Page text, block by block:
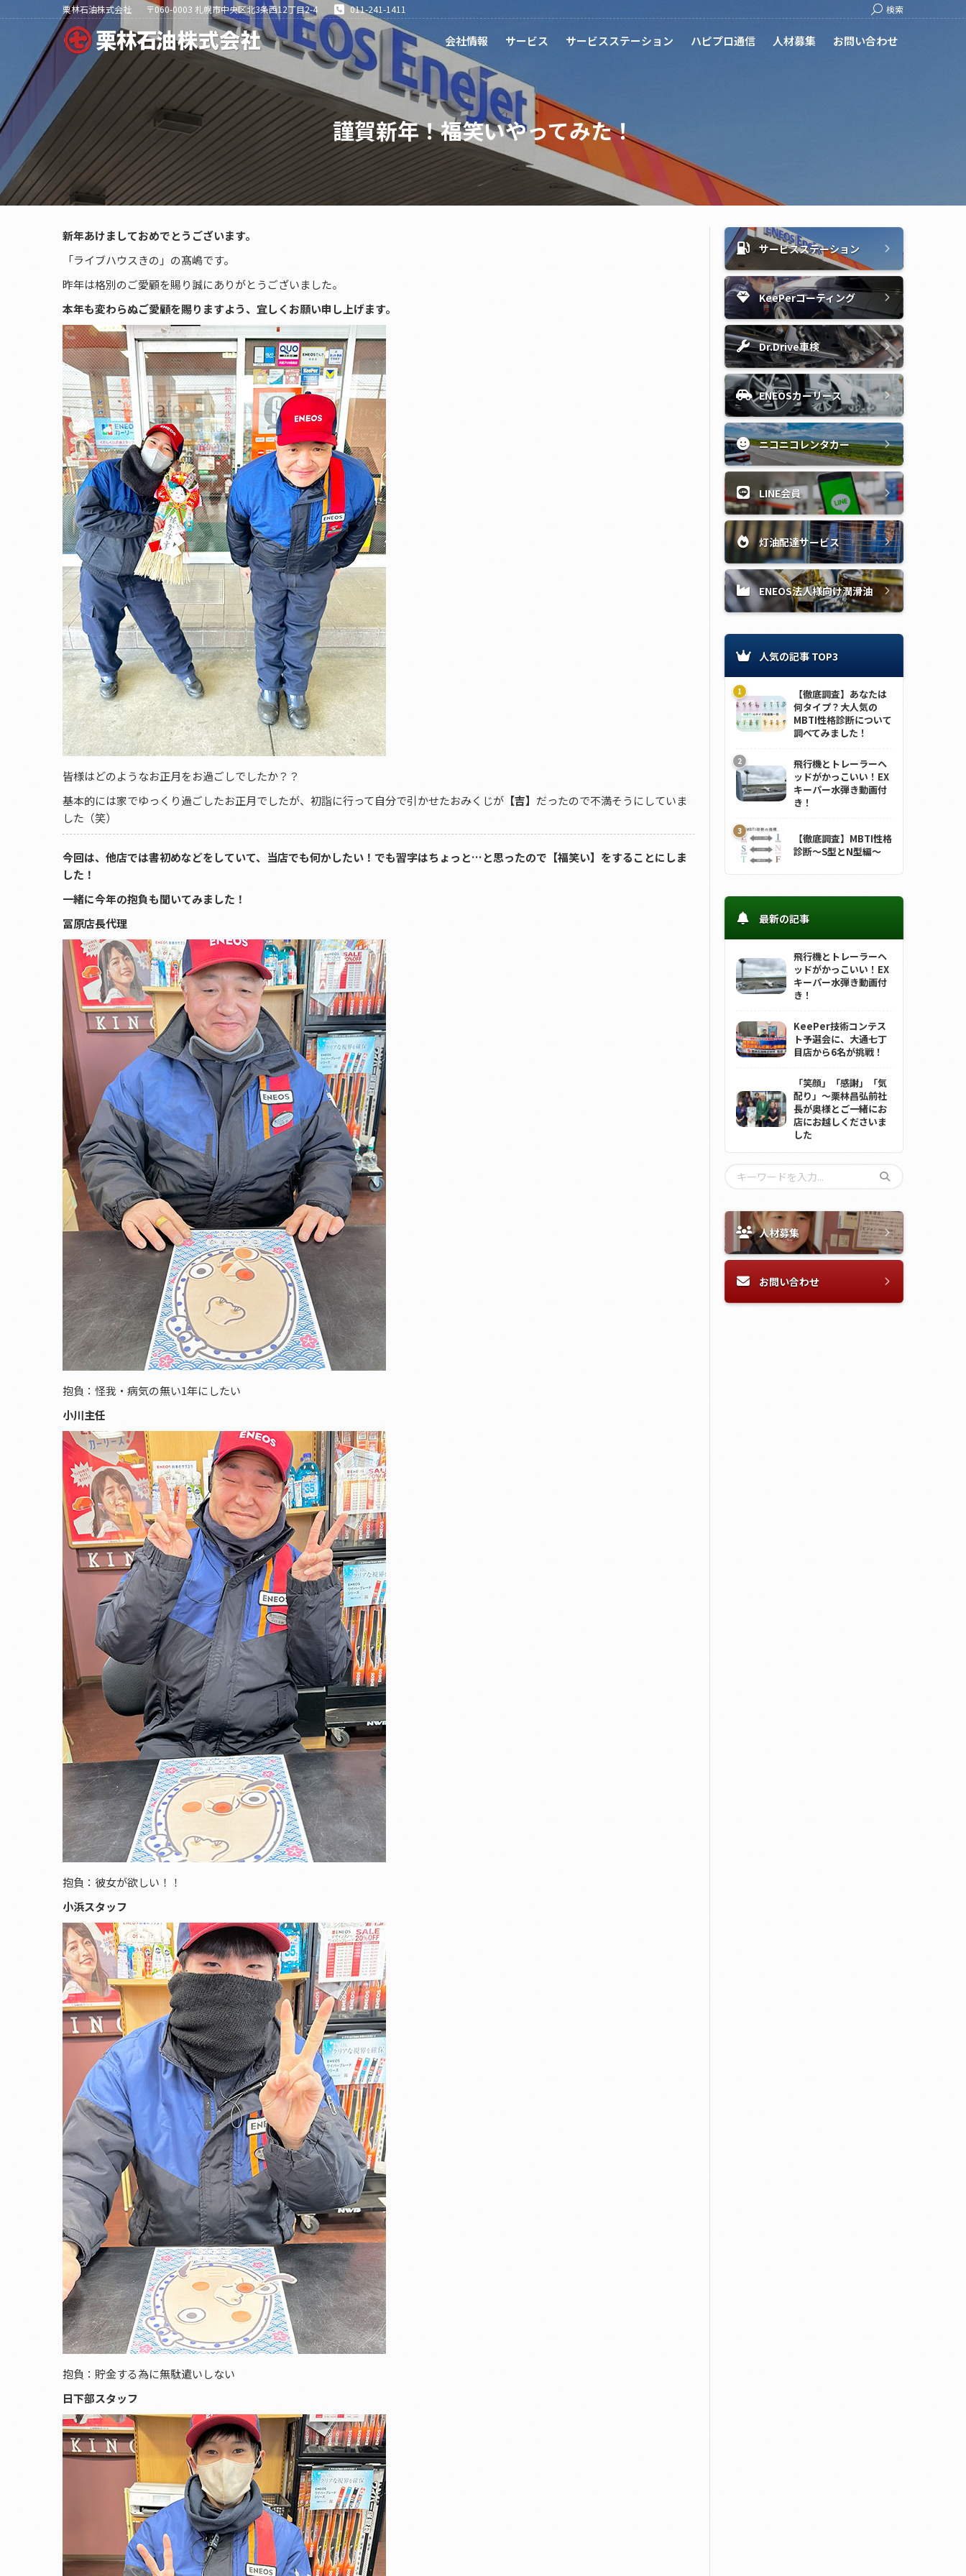
栗林石油株式会社 〒060-0003 札幌市中央区北3条西12丁目2-4 011-241-1411 Search:
検索
会社情報 サービス サービスステーション ハピプロ通信 人材募集 お問い合わせ
謹賀新年！福笑いやってみた！
新年あけましておめでとうございます。
「ライブハウスきの」の髙嶋です。
昨年は格別のご愛顧を賜り誠にありがとうございました。
本年も変わらぬご愛顧を賜りますよう、宜しくお願い申し上げます。
皆様はどのようなお正月をお過ごしでしたか？？
基本的には家でゆっくり過ごしたお正月でしたが、初詣に行って自分で引かせたおみくじが 【吉】 だったので不満そうにしていま
した（笑）
今回は、他店では書初めなどをしていて、当店でも何かしたい！でも習字はちょっと…と思ったので【福笑い】をすることにしま
した！
一緒に今年の抱負も聞いてみました！
冨原店長代理
抱負：怪我・病気の無い1年にしたい
小川主任
抱負：彼女が欲しい！！
小浜スタッフ
抱負：貯金する為に無駄遣いしない
日下部スタッフ
サービスステーション
KeePerコーティング
Dr.Drive車検
ENEOSカーリース
ニコニコレンタカー
LINE会員
灯油配達サービス
ENEOS法人様向け潤滑油
人気の記事 TOP3
【徹底調査】あなたは
何タイプ？大人気の
MBTI性格診断について
調べてみました！
飛行機とトレーラーヘ
ッドがかっこいい！EX
キーパー水弾き動画付
き！
【徹底調査】MBTI性格
診断～S型とN型編～
最新の記事
飛行機とトレーラーヘ
ッドがかっこいい！EX
キーパー水弾き動画付
き！
KeePer技術コンテス
ト予選会に、大通七丁
目店から6名が挑戦！
「笑顔」「感謝」「気
配り」～栗林昌弘前社
長が奥様とご一緒にお
店にお越しくださいま
した
人材募集
お問い合わせ